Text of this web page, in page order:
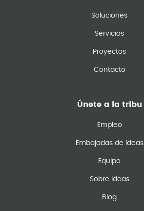
Soluciones
Servicios
Proyectos
Contacto
Únete a la tribu
Empleo
Embajadas de Ideas
Equipo
Sobre Ideas
Blog